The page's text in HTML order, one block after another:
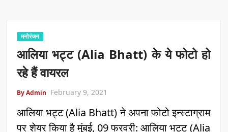
मनोरंजन
आलिया भट्ट (Alia Bhatt) के ये फोटो हो
रहे हैं वायरल
By Admin February 9, 2021
आलिया भट्ट (Alia Bhatt) ने अपना फोटो इन्स्टाग्राम
पर शेयर किया है मुंबई, 09 फरवरी: आलिया भट्ट (Alia